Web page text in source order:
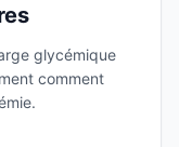
glycémique
comment